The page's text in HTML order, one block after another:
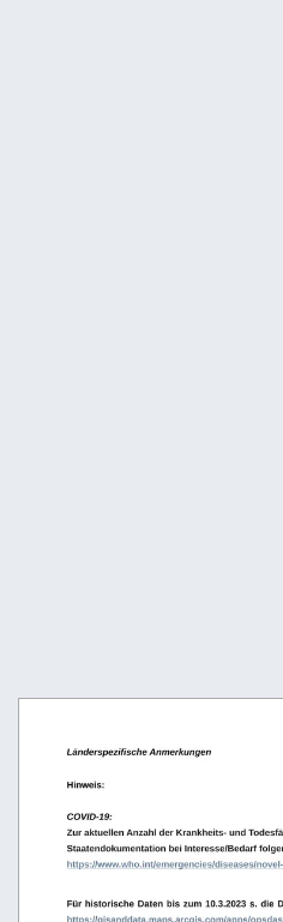
Länderspezifische Anmerkungen
Hinweis:
COVID-19:
Zur aktuellen Anzahl der Krankheits- und
Staatendokumentation bei Interesse/Bedarf
https://www.who.int/emergencies/diseases/
Für historische Daten bis zum 10.3.2023 s. die